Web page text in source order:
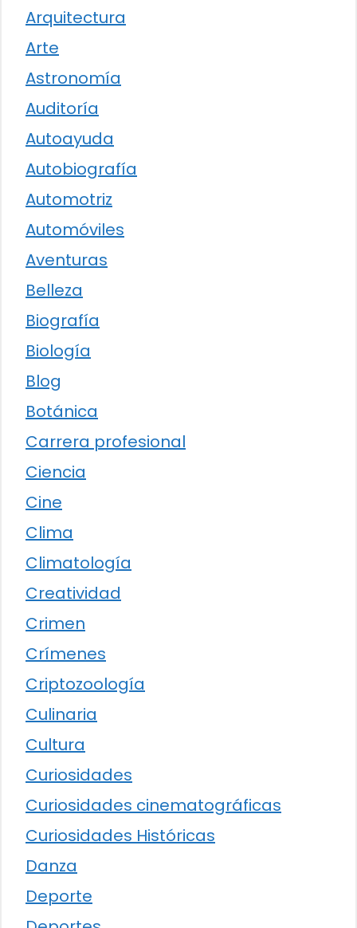
Arquitectura
Arte
Astronomía
Auditoría
Autoayuda
Autobiografía
Automotriz
Automóviles
Aventuras
Belleza
Biografía
Biología
Blog
Botánica
Carrera profesional
Ciencia
Cine
Clima
Climatología
Creatividad
Crimen
Crímenes
Criptozoología
Culinaria
Cultura
Curiosidades
Curiosidades cinematográficas
Curiosidades Históricas
Danza
Deporte